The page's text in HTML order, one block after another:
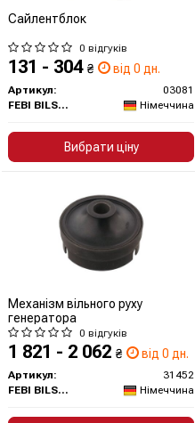
Сайлентблок
0 відгуків
131 - 304 ₴ від 0 дн.
Артикул:
03081
FEBI BILSTEIN
Німеччина
Вибрати ціну
Механізм вільного руху
генератора
0 відгуків
1 821 - 2 062 ₴ від 0 дн.
Артикул:
31452
FEBI BILSTEIN
Німеччина